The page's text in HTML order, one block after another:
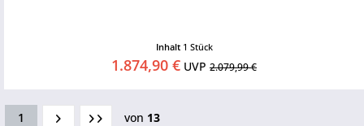
Inhalt 1 Stück
1.874,90 € UVP 2.079,99 €
1 von 13